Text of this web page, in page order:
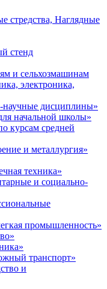
Наглядные
стенд
и сельхозмашинам
электроника,
научные дисциплины»
начальной школы»
курсам средней
и металлургия»
техника»
и социально-
промышленность»
транспорт»
и